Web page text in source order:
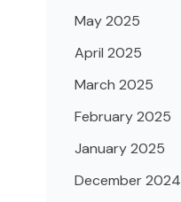
May 2025
April 2025
March 2025
February 2025
January 2025
December 2024